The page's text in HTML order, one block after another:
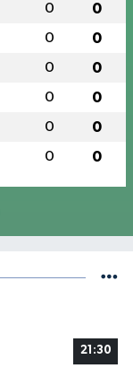
0 0
0 0
0 0
0 0
0 0
0 0
21:30